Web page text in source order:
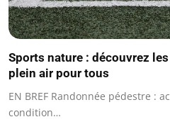
Sports nature : découvrez
plein air pour tous
EN BREF Randonnée pédestre :
condition…